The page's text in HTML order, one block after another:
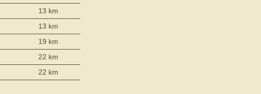
13 km
13 km
19 km
22 km
22 km